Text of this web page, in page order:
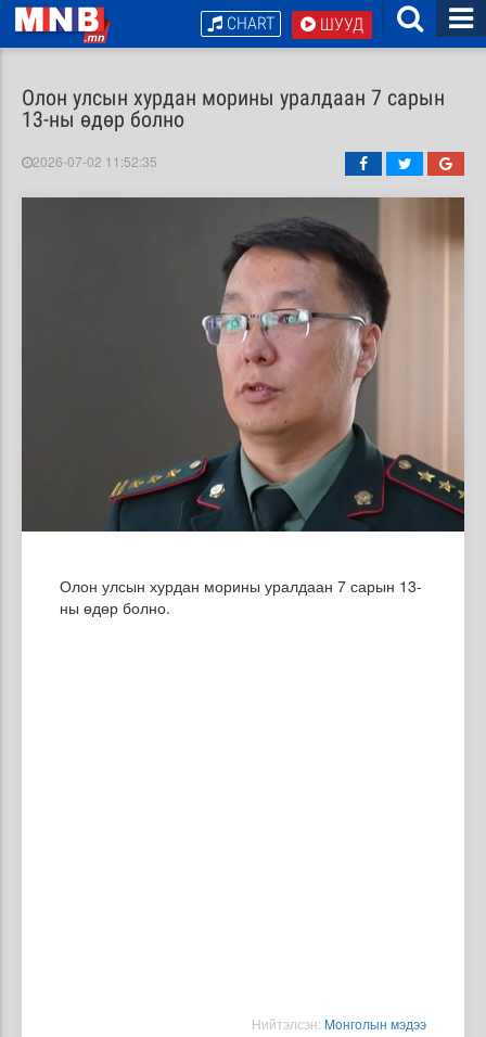
ШУУД
CHART
Олон улсын хурдан морины уралдаан 7 сарын
13-ны өдөр болно
2026-07-02 11:52:35
Олон улсын хурдан морины уралдаан 7 сарын 13-
ны өдөр болно.
Нийтэлсэн: Moнголын мэдээ